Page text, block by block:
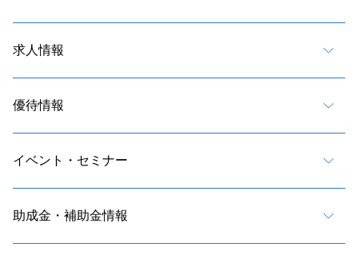
求人情報
優待情報
イベント・セミナー
助成金・補助金情報